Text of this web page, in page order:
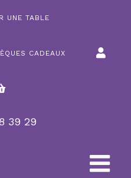
UNE TABLE
CADEAUX
39 29